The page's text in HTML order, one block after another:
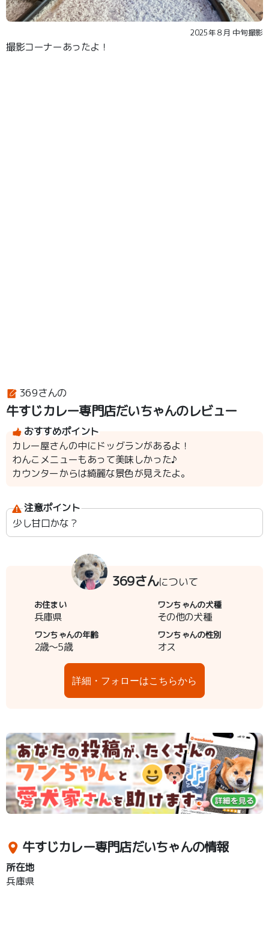
2025年８月 中旬撮影
撮影コーナーあったよ！
369さんの
牛すじカレー専門店だいちゃんのレビュー
おすすめポイント
カレー屋さんの中にドッグランがあるよ！
わんこメニューもあって美味しかった♪
カウンターからは綺麗な景色が見えたよ。
注意ポイント
少し甘口かな？
369さんについて
お住まい
兵庫県
ワンちゃんの犬種
その他の犬種
ワンちゃんの年齢
2歳～5歳
ワンちゃんの性別
オス
詳細・フォローはこちらから
牛すじカレー専門店だいちゃんの情報
所在地
兵庫県